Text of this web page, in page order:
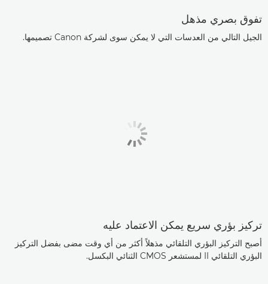
تفوق بصري مذهل
الجيل التالي من العدسات التي لا يمكن سوى لشركة Canon تصميمها.
تركيز بؤري سريع يمكن الاعتماد عليه
أصبح التركيز البؤري التلقائي مذهلاً أكثر من أي وقت مضى بفضل التركيز
البؤري التلقائي II لمستشعر CMOS الثنائي البكسل.